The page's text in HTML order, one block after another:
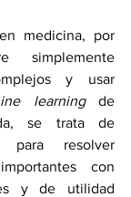
medicina, por
simplemente
y usar
learning de
se trata de
para resolver
con
y de utilidad